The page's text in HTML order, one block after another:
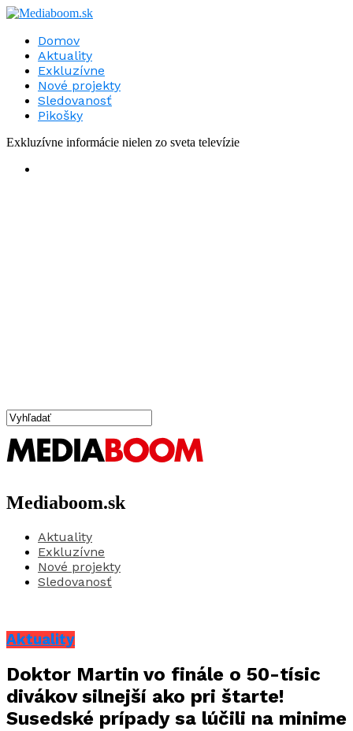
Domov
Aktuality
Exkluzívne
Nové projekty
Sledovanosť
Pikošky
Exkluzívne informácie nielen zo sveta televízie
Mediaboom.sk
Aktuality
Exkluzívne
Nové projekty
Sledovanosť
Aktuality
Doktor Martin vo finále o 50-tísic
divákov silnejší ako pri štarte!
Susedské prípady sa lúčili na minime